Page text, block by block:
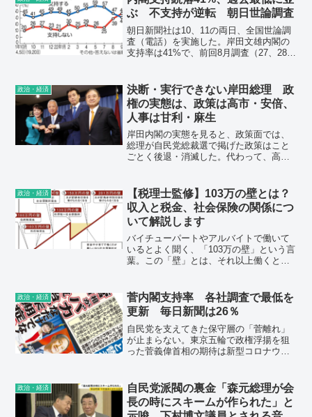
建物の地下〉と指摘し、大臣と官僚の連
携が悪いと批判したことだ。「これに4万
8000件も『いいね』が付き、岸田総理が
珍しく焦った。
ぶ 不支持が逆転 朝日世論調査
朝日新聞社は10、11の両日、全国世論調
査（電話）を実施した。岸田文雄内閣の
支持率は41%で、前回8月調査（27、28日
不支持が支持を上回った。
政治・経済
決断・実行できない岸田総理 政
権の実態は、政策は高市・安倍、
人事は甘利・麻生
岸田内閣の実態を見ると、政策面では、
総理が自民党総裁選で掲げた政策はこと
ごとく後退・消滅した。代わって、高市
ある官房長官は松野博一氏（細田派）、
財務大臣は麻生前財務大臣の義弟である
鈴木俊一氏（麻生派）、党の実権を握る
幹事長は甘利明氏（麻生派）、総務会長
は福田達夫氏（細田派）、政調会長は高
市早苗氏（無派閥、安倍系）、選挙対策
委員長は遠藤利明氏（谷垣グループ）。
内閣及び党の重要ポストに岸田派はいな
政治・経済
【税理士監修】103万の壁とは？
収入と税金、社会保険の関係につ
いて解説します
バイチューパートやアルバイトで働いて
いるとよく聞く、「103万の壁」という言
葉。この「壁」とは、それ以上働くと税
たものです。103万の壁のほかにも、扶養
内で働くときに知っておきたい収入の壁
があります。
政治・経済
菅内閣支持率 各社調査で最低を
更新 毎日新聞は26％
自民党を支えてきた保守層の「菅離れ」
が止まらない。東京五輪で政権浮揚を狙
った菅義偉首相の期待は新型コロナウイ
日に実施した毎日新聞世論調査では、菅
内閣支持率26％と、最低を更新した。首
相は10月21日の衆院議員の任期満了まで
政治・経済
自民党派閥の裏金「森元総理が会
長の時にスキームが作られた」と